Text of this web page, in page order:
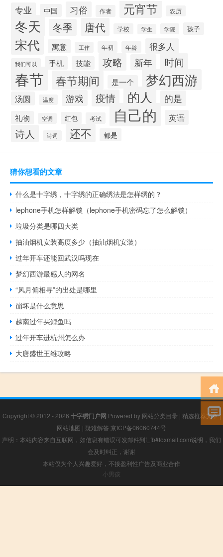
专业 中国 习俗 作者 元宵节 农历
冬天 冬季 唐代 学校 学生 学院 孩子
宋代 寓意 工作 年初 年龄 很多人
我们可以 手机 技能 攻略 新年 时间
春节 春节期间 是一个 梦幻西游
汤圆 温度 游戏 疫情 的人 的是
礼物 空调 红包 考试 自己的 英语
诗人 诗词 还不 都是
猜你想看的文章
什么是十字绣，十字绣的正确绣法是怎样绣的？
lephone手机怎样解锁（lephone手机密码忘了怎么解锁）
垃圾分类是哪四大类
抽油烟机安装高度多少（抽油烟机安装）
过年开车还能回武汉吗现在
梦幻西游最感人的网名
“风月偏相寻”的出处是哪里
崩坏是什么意思
越南过年买鲤鱼吗
过年开车进杭州怎么办
大唐盛世王维攻略
Copyright © 2012 - 2026 十字绣门户网 Powered by 网站分类目录 | 精选推荐文章|
网站地图 | 疑难解答 京ICP备06060744号
声明：本站内容来自互联网，如信息有错误可发邮件到f_fb#foxmail.com说明，我们
会及时纠正，谢谢
本站仅为个人兴趣爱好，不接盈利性广告及商业合作
小男孩